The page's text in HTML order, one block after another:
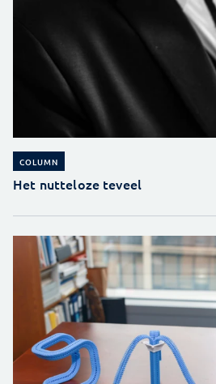
COLUMN
Het nutteloze teveel